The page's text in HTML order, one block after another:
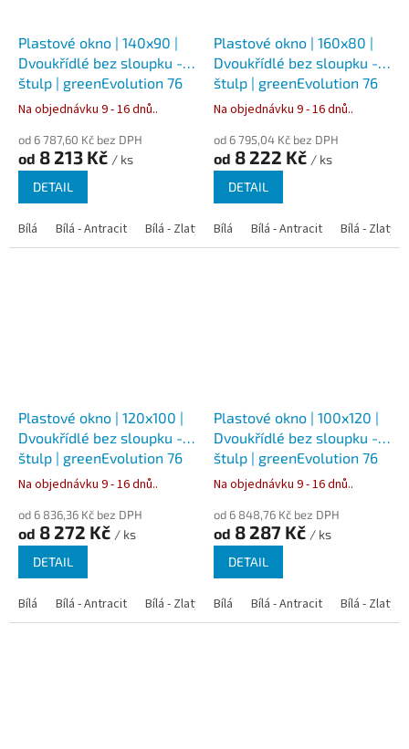
Plastové okno | 140x90 |
Dvoukřídlé bez sloupku -
štulp | greenEvolution 76
Na objednávku 9 - 16 dnů..
od 6 787,60 Kč bez DPH
od 8 213 Kč / ks
DETAIL
Bílá Bílá - Antracit Bílá - Zlatý dub Bílá - Tmavý dub Bílá -
Plastové okno | 160x80 |
Dvoukřídlé bez sloupku -
štulp | greenEvolution 76
Na objednávku 9 - 16 dnů..
od 6 795,04 Kč bez DPH
od 8 222 Kč / ks
DETAIL
Bílá Bílá - Antracit Bílá - Zlatý
Plastové okno | 120x100 |
Dvoukřídlé bez sloupku -
štulp | greenEvolution 76
Na objednávku 9 - 16 dnů..
od 6 836,36 Kč bez DPH
od 8 272 Kč / ks
DETAIL
Bílá Bílá - Antracit Bílá - Zlatý dub Bílá - Tmavý dub Bílá -
Plastové okno | 100x120 |
Dvoukřídlé bez sloupku -
štulp | greenEvolution 76
Na objednávku 9 - 16 dnů..
od 6 848,76 Kč bez DPH
od 8 287 Kč / ks
DETAIL
Bílá Bílá - Antracit Bílá - Zlatý